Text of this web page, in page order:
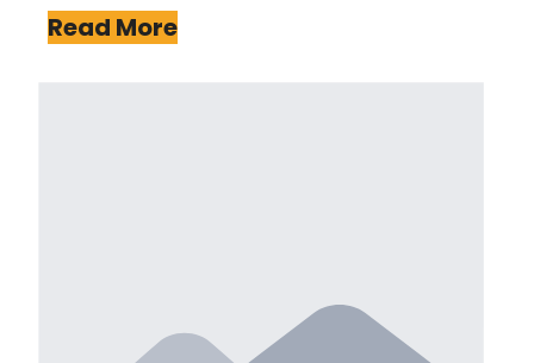
Read More